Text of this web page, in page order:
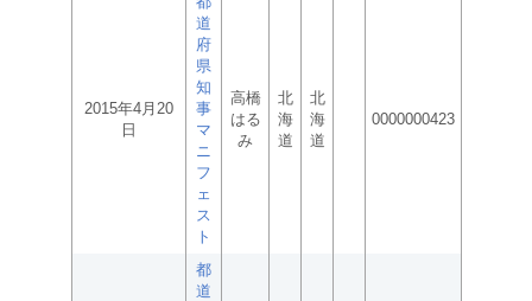
2015年4月20
日
道
府
県
知
事
マ
ニ
フ
ェ
ス
ト
高橋
はる
み
北
海
道
北
海
道
0000000423
都
道